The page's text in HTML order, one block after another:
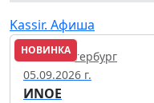
Kassir. Афиша
НОВИНКА
Санкт-Петербург
05.09.2026 г.
ИNОЕ